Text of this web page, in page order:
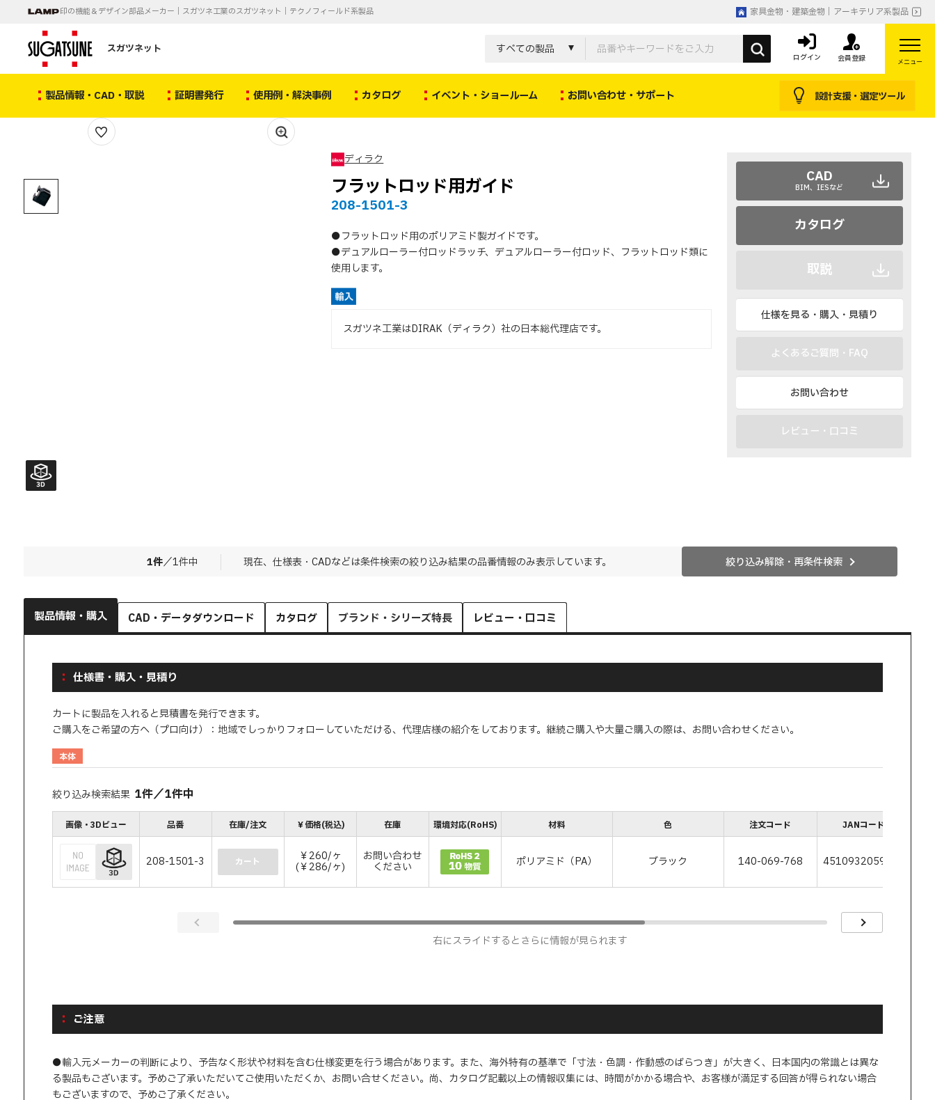
印の機能＆デザイン部品メーカー｜スガツネ工業のスガツネット｜テクノフィールド系製品 家具金物・建築金物｜アーキテリア系製品
スガツネット すべての製品
ログイン 会員登録 メニュー
製品情報・CAD・取説 証明書発行 使用例・解決事例 カタログ イベント・ショールーム お問い合わせ・サポート 設計支援・選定ツール
ディラク
フラットロッド用ガイド
208-1501-3
●フラットロッド用のポリアミド製ガイドです。
●デュアルローラー付ロッドラッチ、デュアルローラー付ロッド、フラットロッド類に
使用します。
スガツネ工業はDIRAK（ディラク）社の日本総代理店です。
CAD
BIM、IESなど
カタログ
取説
仕様を見る・購入・見積り
よくあるご質問・FAQ
お問い合わせ
レビュー・口コミ
1件／1件中 現在、仕様表・CADなどは条件検索の絞り込み結果の品番情報のみ表示しています。 絞り込み解除・再条件検索
製品情報・購入 CAD・データダウンロード カタログ ブランド・シリーズ特長 レビュー・口コミ
仕様書・購入・見積り
カートに製品を入れると見積書を発行できます。
ご購入をご希望の方へ（プロ向け）：地域でしっかりフォローしていただける、代理店様の紹介をしております。継続ご購入や大量ご購入の際は、お問い合わせください。
本体
絞り込み検索結果 1件／1件中
画像・3Dビュー 品番 在庫/注文 ￥価格(税込) 在庫 環境対応(RoHS) 材料 色 注文コード JANコード
208-1501-3 カート ￥260/ヶ
(￥286/ヶ)
お問い合わせ
ください ポリアミド（PA） ブラック 140-069-768 4510932059978
右にスライドするとさらに情報が見られます
ご注意
●輸入元メーカーの判断により、予告なく形状や材料を含む仕様変更を行う場合があります。また、海外特有の基準で「寸法・色調・作動感のばらつき」が大きく、日本国内の常識とは異な
る製品もございます。予めご了承いただいてご使用いただくか、お問い合せください。尚、カタログ記載以上の情報収集には、時間がかかる場合や、お客様が満足する回答が得られない場合
もございますので、予めご了承ください。